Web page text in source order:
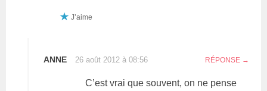
J’aime
ANNE 26 août 2012 à 08:56 RÉPONSE
C’est vrai que souvent, on ne pense